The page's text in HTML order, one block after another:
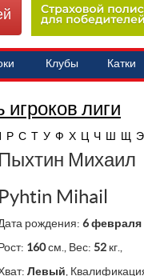
Клубы Катки
лиги
Р С Т У Ф Х Ц Ч Ш Щ Э
Пыхтин Михаил
Pyhtin Mihail
рождения:6 февраля
160см., Вес:52 кг.,
Левый ,